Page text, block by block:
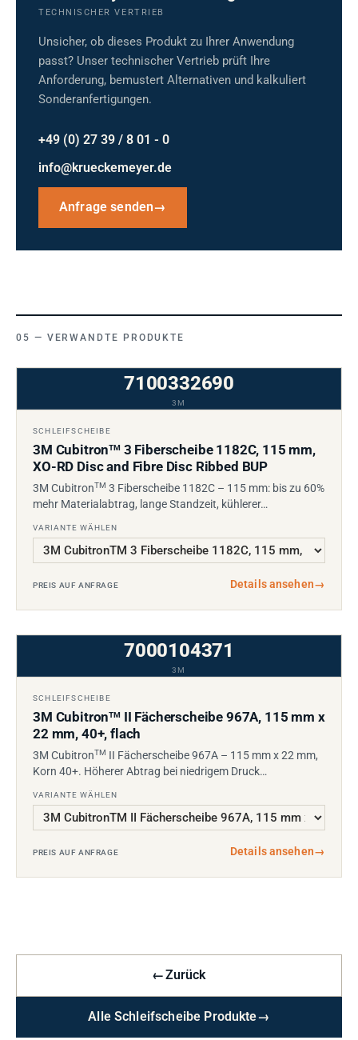
TECHNISCHER VERTRIEB
Unsicher, ob dieses Produkt zu Ihrer Anwendung
passt? Unser technischer Vertrieb prüft Ihre
Anforderung, bemustert Alternativen und kalkuliert
Sonderanfertigungen.
+49 (0) 27 39 / 8 01 - 0
info@krueckemeyer.de
Anfrage senden→
VERWANDTE PRODUKTE
7100332690
3M
SCHLEIFSCHEIBE
3M CubitronTM3 Fiberscheibe 1182C, 115 mm,
XO-RD Disc and Fibre Disc Ribbed BUP
3M CubitronTM 3 Fiberscheibe 1182C – 115 mm: bis zu 60%
mehr Materialabtrag, lange Standzeit, kühlerer…
VARIANTE WÄHLEN
PREIS AUF ANFRAGE Details ansehen→
7000104371
3M
SCHLEIFSCHEIBE
3M CubitronTMII Fächerscheibe 967A, 115 mm x
22 mm, 40+, flach
3M CubitronTM II Fächerscheibe 967A – 115 mm x 22 mm,
Korn 40+. Höherer Abtrag bei niedrigem Druck…
VARIANTE WÄHLEN
PREIS AUF ANFRAGE Details ansehen→
←Zurück
Alle Schleifscheibe Produkte→